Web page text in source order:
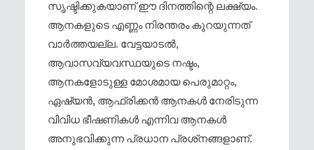
സൃഷ്ടിക്കുകയാണ് ഈ ദിനത്തിന്റെ ലക്ഷ്യം.
ആനകളുടെ എണ്ണം നിരന്തരം കുറയുന്നത്
വാര്‍ത്തയല്ല. വേട്ടയാടല്‍,
ആവാസവ്യവസ്ഥയുടെ നഷ്ടം,
ആനകളോടുള്ള മോശമായ പെരുമാറ്റം,
ഏഷ്യന്‍, ആഫ്രിക്കന്‍ ആനകള്‍ നേരിടുന്ന
വിവിധ ഭീഷണികള്‍ എന്നിവ ആനകള്‍
അനുഭവിക്കുന്ന പ്രധാന പ്രശ്‌നങ്ങളാണ്.